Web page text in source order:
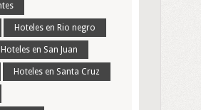
Hoteles en Rio negro
Hoteles en San Juan
Hoteles en Santa Cruz